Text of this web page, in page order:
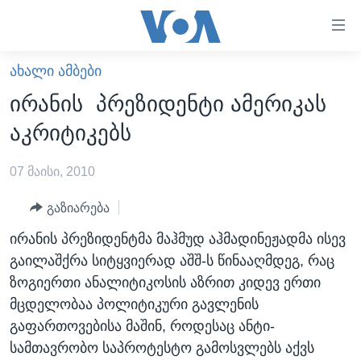
ხელმისაწვდომობისთვის
გადადით
მთავარზე
გადადით
მთავარ
გადადით
ძიებაზე
ᲐᲮᲐᲚᲘ ᲐᲛᲑᲔᲑᲘ
ᲡᲐᲥᲐᲠᲗᲕᲔᲚᲝ
ᲐᲨᲨ
ᲐᲨᲨ-ᲘᲡ ᲐᲠᲩᲔᲕᲜᲔᲑᲘ 2024
ᲛᲡᲝᲤᲚᲘᲝ
ᲕᲘᲓᲔᲝᲔᲑᲘ
ᲒᲐᲓᲐᲪᲔᲛᲔᲑᲘ
ᲕᲐᲨᲘᲜᲒᲢᲝᲜᲘ ᲓᲦᲔᲡ
ᲮᲔᲓᲕᲐ ᲕᲐᲨᲘᲜᲒᲢᲝᲜᲘᲓᲐᲜ
ᲡᲮᲕᲐ ᲡᲘᲐᲮᲚᲔᲔᲑᲘ
ᲞᲝᲚᲘᲢᲘᲙᲐ
ᲠᲣᲡᲔᲗᲘᲡ ᲨᲔᲭᲠᲐ ᲣᲙᲠᲐᲘᲜᲐᲨᲘ
ᲐᲮᲐᲚᲘ ᲐᲛᲑᲔᲑᲘ
ირანის პრეზიდენტი ამერიკას
აკრიტიკებს
07 მაისი, 2010
გაზიარება
ირანის პრეზიდენტმა მაჰმუდ აჰმადინეჟადმა ისევ
გაილაშქრა სიტყვიერად აშშ-ს წინააღმდეგ, რაც
ზოგიერთი ანალიტიკოსის აზრით კიდევ ერთი
მცდელობაა პოლიტიკური გავლენის
გაფართოვებისა მაშინ, როდესაც ანტი-
სამთავრობო საპროტესტო გამოსვლებს აქვს